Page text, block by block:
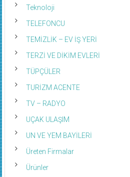
Teknoloji
TELEFONCU
TEMİZLİK – EV İŞ YERİ
TERZİ VE DİKİM EVLERİ
TÜPÇÜLER
TURİZM ACENTE
TV – RADYO
UÇAK ULAŞIM
UN VE YEM BAYİLERİ
Üreten Firmalar
Ürünler